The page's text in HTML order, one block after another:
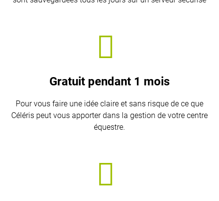
Gratuit pendant 1 mois
Pour vous faire une idée claire et sans risque de ce que
Céléris peut vous apporter dans la gestion de votre centre
équestre.